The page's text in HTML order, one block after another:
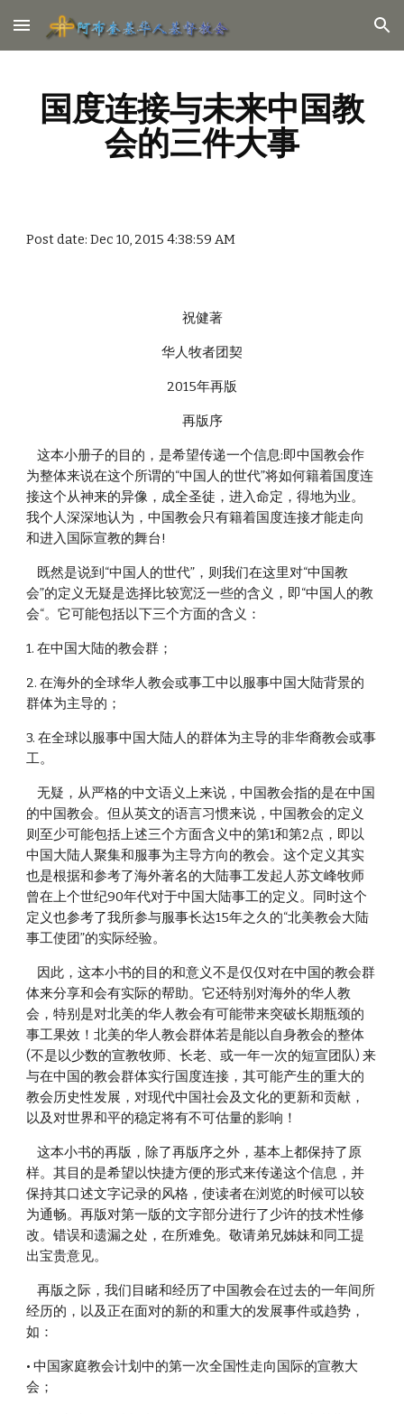
Skip to main content Skip to navigation
国度连接与未来中国教
会的三件大事
Post date: Dec 10, 2015 4:38:59 AM
祝健著
华人牧者团契
2015年再版
再版序
    这本小册子的目的，是希望传递一个信息:即中国教会作
为整体来说在这个所谓的“中国人的世代”将如何籍着国度连
接这个从神来的异像，成全圣徒，进入命定，得地为业。
我个人深深地认为，中国教会只有籍着国度连接才能走向
和进入国际宣教的舞台!
会”的定义无疑是选择比较宽泛一些的含义，即“中国人的教
会“。它可能包括以下三个方面的含义：
1. 在中国大陆的教会群；
2. 在海外的全球华人教会或事工中以服事中国大陆背景的
群体为主导的；
3. 在全球以服事中国大陆人的群体为主导的非华裔教会或事
工。
    无疑，从严格的中文语义上来说，中国教会指的是在中国
的中国教会。但从英文的语言习惯来说，中国教会的定义
则至少可能包括上述三个方面含义中的第1和第2点，即以
中国大陆人聚集和服事为主导方向的教会。这个定义其实
也是根据和参考了海外著名的大陆事工发起人苏文峰牧师
曾在上个世纪90年代对于中国大陆事工的定义。同时这个
定义也参考了我所参与服事长达15年之久的“北美教会大陆
事工使团”的实际经验。
体来分享和会有实际的帮助。它还特别对海外的华人教
会，特别是对北美的华人教会有可能带来突破长期瓶颈的
事工果效！北美的华人教会群体若是能以自身教会的整体
(不是以少数的宣教牧师、长老、或一年一次的短宣团队) 来
与在中国的教会群体实行国度连接，其可能产生的重大的
教会历史性发展，对现代中国社会及文化的更新和贡献，
以及对世界和平的稳定将有不可估量的影响！
    这本小书的再版，除了再版序之外，基本上都保持了原
样。其目的是希望以快捷方便的形式来传递这个信息，并
保持其口述文字记录的风格，使读者在浏览的时候可以较
为通畅。再版对第一版的文字部分进行了少许的技术性修
改。错误和遗漏之处，在所难免。敬请弟兄姊妹和同工提
出宝贵意见。
    再版之际，我们目睹和经历了中国教会在过去的一年间所
经历的，以及正在面对的新的和重大的发展事件或趋势，
如：
• 中国家庭教会计划中的第一次全国性走向国际的宣教大
会；